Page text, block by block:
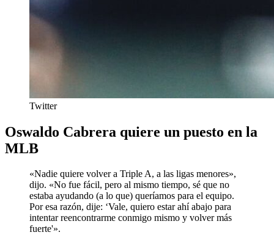
Twitter
Oswaldo Cabrera quiere un puesto en la
MLB
«Nadie quiere volver a Triple A, a las ligas menores»,
dijo. «No fue fácil, pero al mismo tiempo, sé que no
estaba ayudando (a lo que) queríamos para el equipo.
Por esa razón, dije: ‘Vale, quiero estar ahí abajo para
intentar reencontrarme conmigo mismo y volver más
fuerte'».